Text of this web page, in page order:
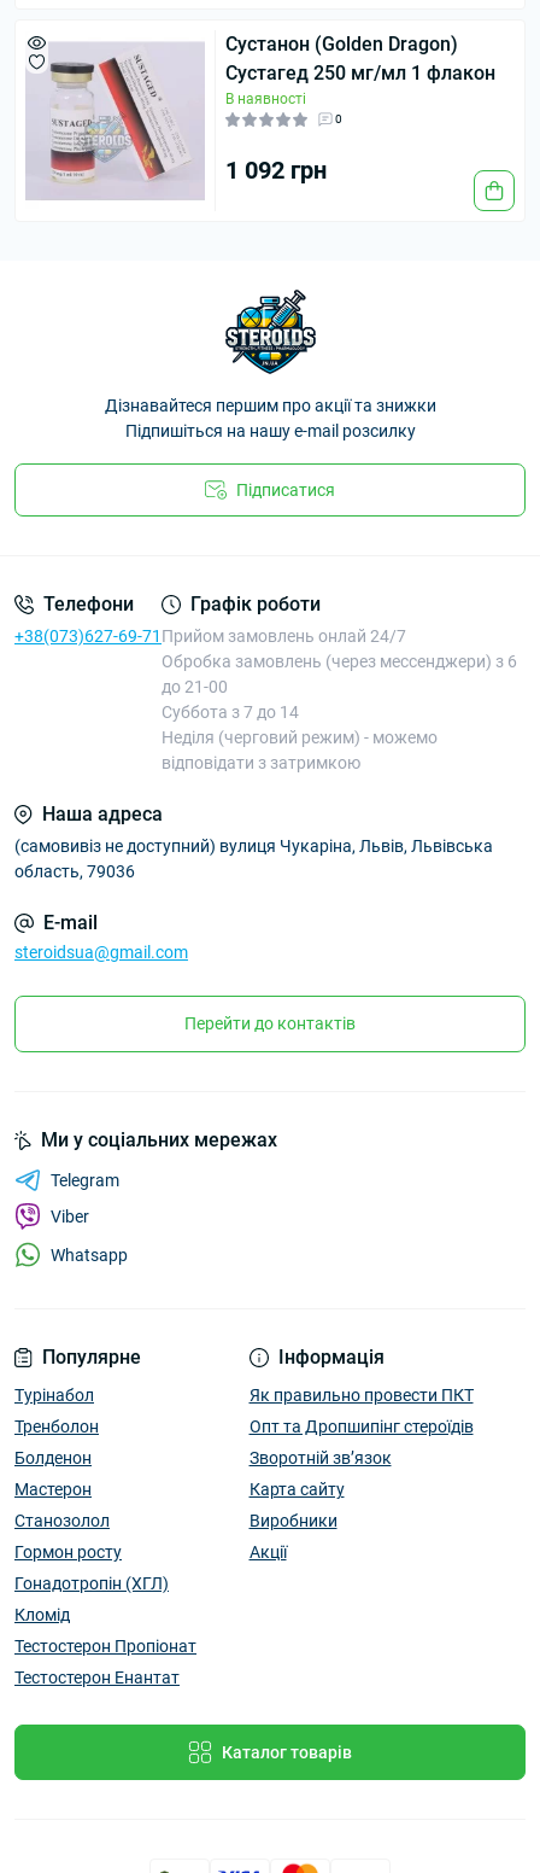
Сустанон (Golden Dragon)
Сустагед 250 мг/мл 1 флакон
В наявності
0
1 092 грн
Дізнавайтеся першим про акції та знижки
Підпишіться на нашу e-mail розсилку
Підписатися
Телефони
+38(073)627-69-71
Графік роботи
Прийом замовлень онлай 24/7
Обробка замовлень (через мессенджери) з 6
до 21-00
Суббота з 7 до 14
Неділя (черговий режим) - можемо
відповідати з затримкою
Наша адреса
(самовивіз не доступний) вулиця Чукаріна, Львів, Львівська
область, 79036
E-mail
steroidsua@gmail.com
Перейти до контактів
Популярне
Турінабол
Тренболон
Болденон
Мастерон
Станозолол
Гормон росту
Гонадотропін (ХГЛ)
Кломід
Тестостерон Пропіонат
Тестостерон Енантат
Інформація
Як правильно провести ПКТ
Опт та Дропшипінг стероїдів
Зворотній зв’язок
Карта сайту
Виробники
Акції
Каталог товарів
Ми у соціальних мережах
Telegram
Viber
Whatsapp